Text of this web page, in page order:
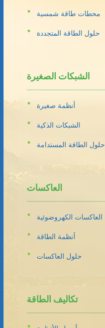
محطات طاقة شمسية
حلول الطاقة المتجددة
الشبكات الصغيرة
أنظمة صغيرة
الشبكات الذكية
حلول الطاقة المستدامة
العاكسات
العاكسات الكهروضوئية
أنظمة الطاقة
حلول العاكسات
تكاليف الطاقة